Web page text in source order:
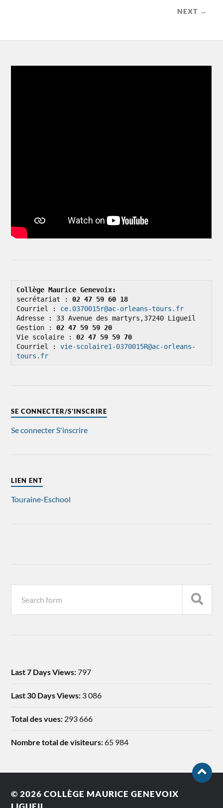
NEXT →
Collège Maurice Genevoix:
secrétariat : 02 47 59 60 18
Courriel : ce.0370015r@ac-orleans-tours.fr
Adresse : 33 Avenue des martyrs,37240 Ligueil
Gestion : 02 47 59 59 20
Vie scolaire : 02 47 59 59 70
Courriel : vie-scolaire1-0370015R@ac-orleans-
tours.fr
SE CONNECTER/S’INSCRIRE
Se connecter S'inscrire
LIEN ENT
Touraine-Eschool
Last 7 Days Views:797
Last 30 Days Views: 3 086
Total des vues: 293 666
Nombre total de visiteurs:65 984
© 2026COLLÈGE MAURICE GENEVOIX